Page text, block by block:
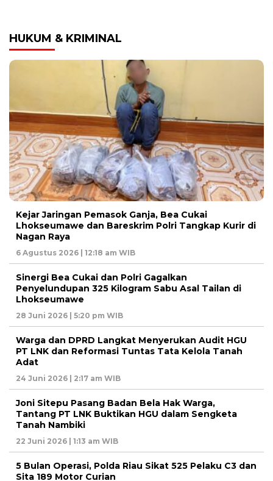
HUKUM & KRIMINAL
Kejar Jaringan Pemasok Ganja, Bea Cukai
Lhokseumawe dan Bareskrim Polri Tangkap Kurir di
Nagan Raya
6 Agustus 2026 | 12:18 am WIB
Sinergi Bea Cukai dan Polri Gagalkan
Penyelundupan 325 Kilogram Sabu Asal Tailan di
Lhokseumawe
28 Juni 2026 | 5:20 pm WIB
Warga dan DPRD Langkat Menyerukan Audit HGU
PT LNK dan Reformasi Tuntas Tata Kelola Tanah
Adat
24 Juni 2026 | 2:17 am WIB
Joni Sitepu Pasang Badan Bela Hak Warga,
Tantang PT LNK Buktikan HGU dalam Sengketa
Tanah Nambiki
22 Juni 2026 | 1:13 am WIB
5 Bulan Operasi, Polda Riau Sikat 525 Pelaku C3 dan
Sita 189 Motor Curian